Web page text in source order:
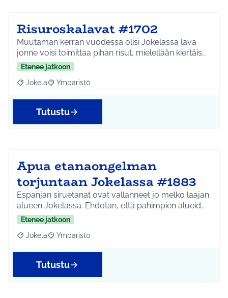
Risuroskalavat #1702
Muutaman kerran vuodessa olisi Jokelassa lava
jonne voisi toimittaa pihan risut, mielellään kiertäis…
Etenee jatkoon
Rajaa tulokset aihepiirin mukaan: Jokela
Jokela Rajaa tulokset teeman mukaan: Ympäristö
Ympäristö
Tutustu
Apua etanaongelman
torjuntaan Jokelassa #1883
Espanjan siruetanat ovat vallanneet jo melko laajan
alueen Jokelassa. Ehdotan, että pahimpien alueid…
Etenee jatkoon
Rajaa tulokset aihepiirin mukaan: Jokela
Jokela Rajaa tulokset teeman mukaan: Ympäristö
Ympäristö
Tutustu